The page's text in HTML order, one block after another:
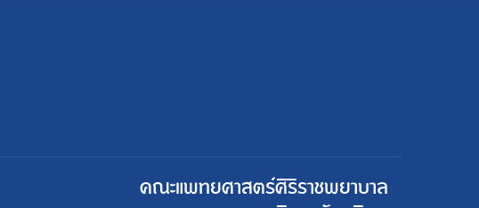
คณะแพทยศาสตร์ศิริราชพยาบาล